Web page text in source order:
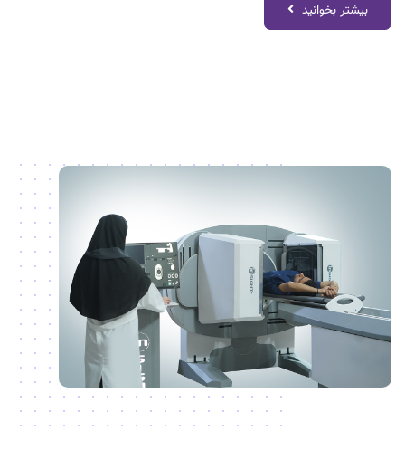
بیشتر بخوانید